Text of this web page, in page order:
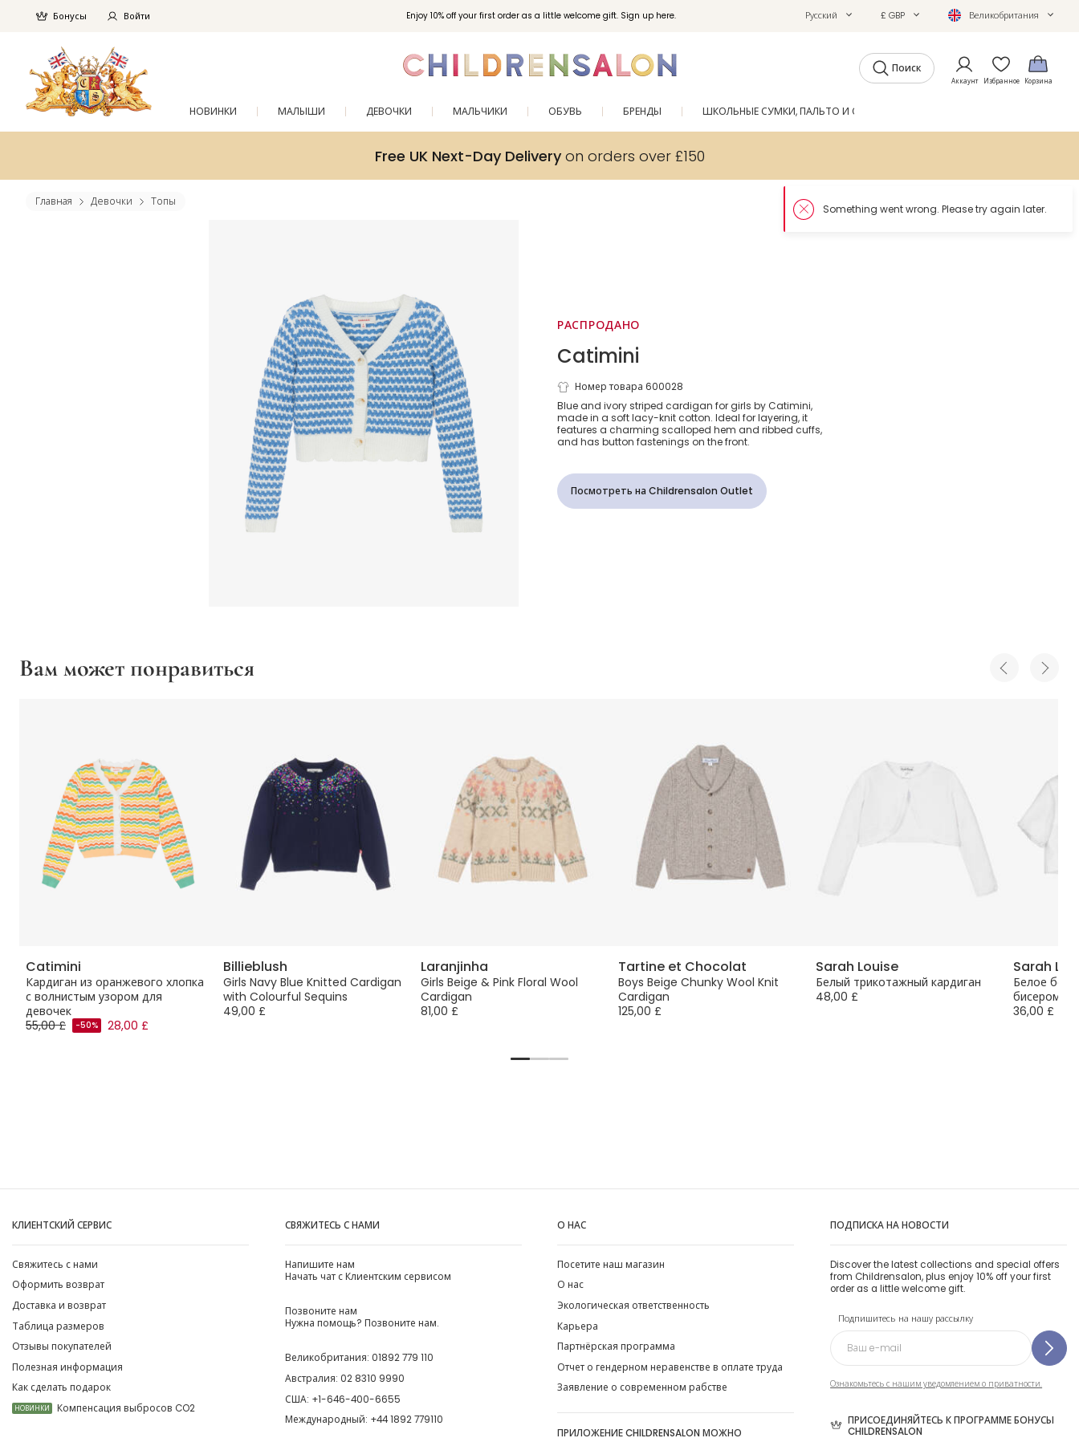
Enjoy 10% off your first order as a little welcome gift. Sign up here.
Бонусы Войти Русский £ GBP Великобритания
Поиск
Аккаунт Избранное Корзина
НОВИНКИ МАЛЫШИ ДЕВОЧКИ МАЛЬЧИКИ ОБУВЬ БРЕНДЫ ШКОЛЬНЫЕ СУМКИ, ПАЛЬТО И ОБУВЬ
Free UK Next-Day Deliveryon orders over £150
Главная Девочки Топы
РАСПРОДАНО
Catimini
Girls Blue & Ivory
Stripes Cotton Knit
Cardigan
Номер товара 600028
Blue and ivory striped cardigan for girls by Catimini,
made in a soft lacy-knit cotton. Ideal for layering, it
features a charming scalloped hem and ribbed cuffs,
and has button fastenings on the front.
Посмотреть на Childrensalon Outlet
Вам может понравиться
Catimini
Кардиган из оранжевого хлопка
с волнистым узором для
девочек
55,00 £
-50% 28,00 £
Billieblush
Girls Navy Blue Knitted Cardigan
with Colourful Sequins
49,00 £
Laranjinha
Girls Beige & Pink Floral Wool
Cardigan
81,00 £
Tartine et Chocolat
Boys Beige Chunky Wool Knit
Cardigan
125,00 £
Sarah Louise
Белый трикотажный кардиган
48,00 £
Sarah
Белое
бисером
36,00 £
КЛИЕНТСКИЙ СЕРВИС
Свяжитесь с нами
Оформить возврат
Доставка и возврат
Таблица размеров
Отзывы покупателей
Полезная информация
Как сделать подарок
НОВИНКИ Компенсация выбросов CO2
СВЯЖИТЕСЬ С НАМИ
Напишите нам
Начать чат с Клиентским сервисом
Позвоните нам
Нужна помощь? Позвоните нам.
Великобритания: 01892 779 110
Австралия: 02 8310 9990
США: +1-646-400-6655
Международный: +44 1892 779110
О НАС
Посетите наш магазин
О нас
Экологическая ответственность
Карьера
Партнёрская программа
Отчет о гендерном неравенстве в оплате труда
Заявление о современном рабстве
ПРИЛОЖЕНИЕ CHILDRENSALON МОЖНО
ПОДПИСКА НА НОВОСТИ
Discover the latest collections and special offers
from Childrensalon, plus enjoy 10% off your first
order as a little welcome gift.
Подпишитесь на нашу рассылку
Ознакомьтесь с нашим уведомлением о приватности.
ПРИСОЕДИНЯЙТЕСЬ К ПРОГРАММЕ БОНУСЫ
CHILDRENSALON